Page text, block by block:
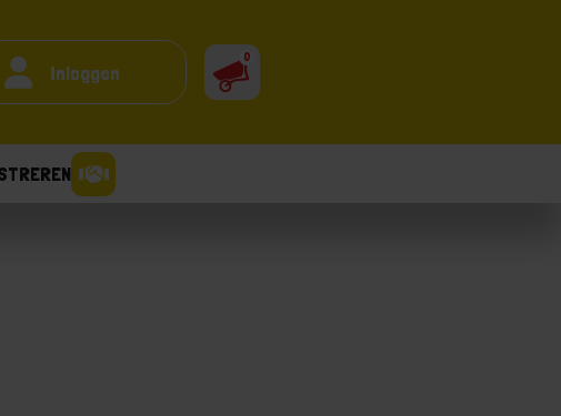
Inloggen
0